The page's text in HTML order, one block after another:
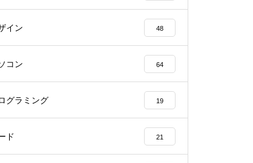
イン 48
コン 64
グラミング 19
ド 21